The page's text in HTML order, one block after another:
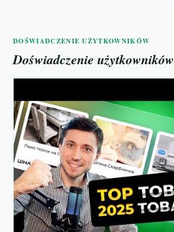
DOŚWIADCZENIE UŻYTKOWNIKÓW
Doświadczenie użytkowników